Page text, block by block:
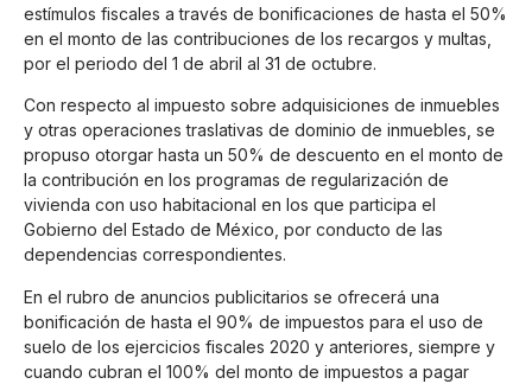
estímulos fiscales a través de bonificaciones de hasta el 50%
en el monto de las contribuciones de los recargos y multas,
por el periodo del 1 de abril al 31 de octubre.
Con respecto al impuesto sobre adquisiciones de inmuebles
y otras operaciones traslativas de dominio de inmuebles, se
propuso otorgar hasta un 50% de descuento en el monto de
la contribución en los programas de regularización de
vivienda con uso habitacional en los que participa el
Gobierno del Estado de México, por conducto de las
dependencias correspondientes.
En el rubro de anuncios publicitarios se ofrecerá una
bonificación de hasta el 90% de impuestos para el uso de
suelo de los ejercicios fiscales 2020 y anteriores, siempre y
cuando cubran el 100% del monto de impuestos a pagar